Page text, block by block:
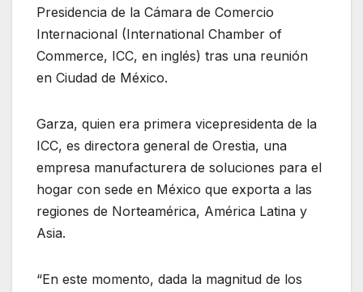
Presidencia de la Cámara de Comercio
Internacional (International Chamber of
Commerce, ICC, en inglés) tras una reunión
en Ciudad de México.
Garza, quien era primera vicepresidenta de la
ICC, es directora general de Orestia, una
empresa manufacturera de soluciones para el
hogar con sede en México que exporta a las
regiones de Norteamérica, América Latina y
Asia.
“En este momento, dada la magnitud de los